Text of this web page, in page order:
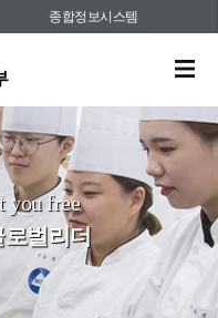
종합정보시스템
you free
벌리더